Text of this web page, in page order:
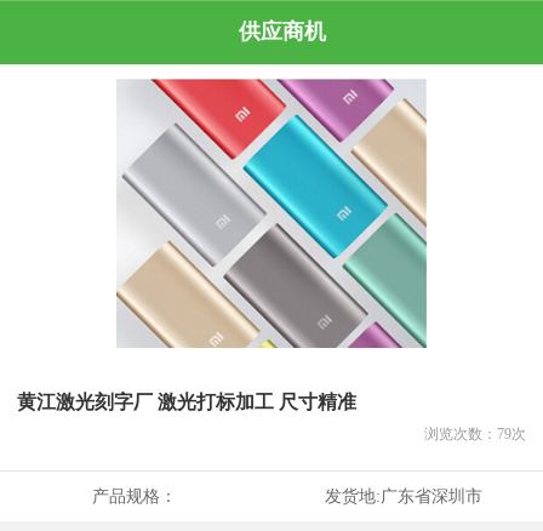
供应商机
黄江激光刻字厂 激光打标加工 尺寸精准
浏览次数： 79次
产品规格： 发货地:广东省深圳市